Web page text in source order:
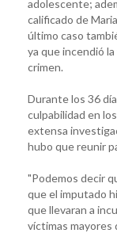
adolescente;
calificado de
último caso
ya que incendió
crimen.
Durante los 36
culpabilidad en
extensa
hubo que reunir
"Podemos decir
que el imputado
que llevaran a
víctimas mayores